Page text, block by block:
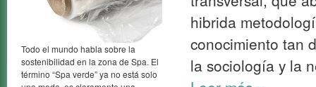
Todo el mundo habla sobre la
sostenibilidad en la zona de Spa. El
término “Spa verde” ya no está solo
hibrida
conocimiento tan
la sociología y la